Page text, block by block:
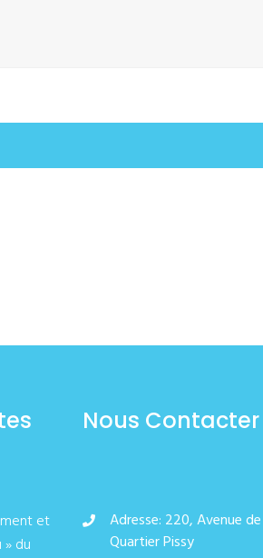
et
» du
Nous Contacter
Adresse: 220, Avenue de
Quartier Pissy